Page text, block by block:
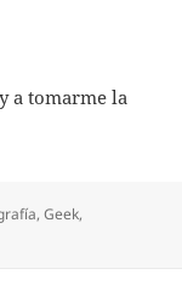
a tomarme la
,Geek,
roja